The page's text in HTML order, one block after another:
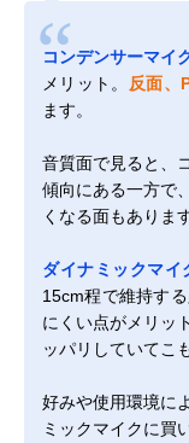
コンデンサーマイ
メリット。 反面、
ます。
音質面で見ると、
傾向にある一方で
くなる面もあります
ダイナミックマイ
15cm程で維持す
にくい点がメリッ
ッパリしていてこ
好みや使用環境に
ミックマイクに買